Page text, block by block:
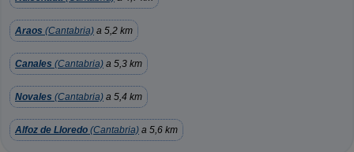
Araos (Cantabria) a 5,2 km
Canales (Cantabria) a 5,3 km
Novales (Cantabria) a 5,4 km
Alfoz de Lloredo (Cantabria) a 5,6 km